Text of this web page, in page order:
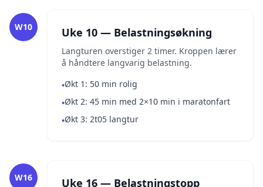
W10 Uke 10 — Belastningsøkning
Langturen overstiger 2 timer. Kroppen lærer
å håndtere langvarig belastning.
•Økt 1: 50 min rolig
•Økt 2: 45 min med 2×10 min i maratonfart
•Økt 3: 2t05 langtur
W16 Uke 16 — Belastningstopp